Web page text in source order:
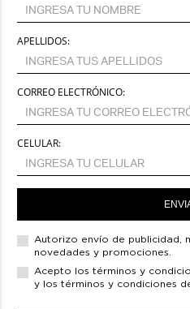
APELLIDOS:
CORREO ELECTRÓNICO:
CELULAR:
Autorizo envío de publicidad,
novedades y promociones.
Acepto los términos y
y los términos y condiciones